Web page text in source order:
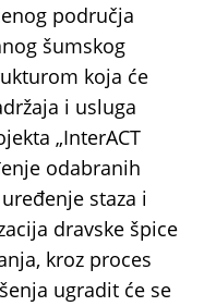
područja
šumskog
koja će
i usluga
„InterACT
odabranih
staza i
dravske špice
kroz proces
ugradit će se